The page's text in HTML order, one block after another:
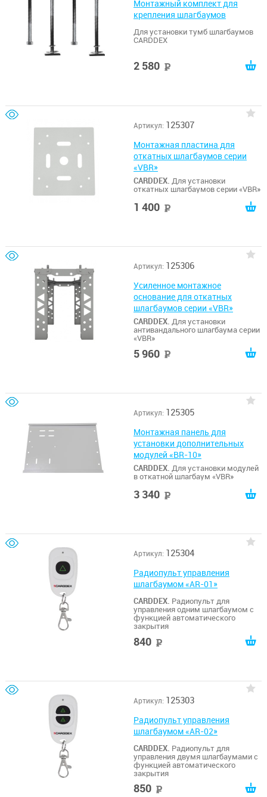
Монтажный комплект для
крепления шлагбаумов
Для установки тумб шлагбаумов
CARDDEX
2 580
Артикул: 125307
Монтажная пластина для
откатных шлагбаумов серии
«VBR»
CARDDEX. Для установки
откатных шлагбаумов серии «VBR»
1 400
Артикул: 125306
Усиленное монтажное
основание для откатных
шлагбаумов серии «VBR»
CARDDEX. Для установки
антивандального шлагбаума серии
«VBR»
5 960
Артикул: 125305
Монтажная панель для
установки дополнительных
модулей «BR-10»
CARDDEX. Для установки модулей
в откатной шлагбаум «VBR»
3 340
Артикул: 125304
Радиопульт управления
шлагбаумом «AR-01»
CARDDEX. Радиопульт для
управления одним шлагбаумом с
функцией автоматического
закрытия
840
Артикул: 125303
Радиопульт управления
шлагбаумом «AR-02»
CARDDEX. Радиопульт для
управления двумя шлагбаумами с
функцией автоматического
закрытия
850